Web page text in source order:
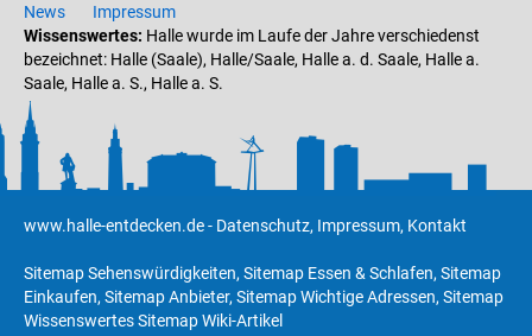
News
Impressum
Wissenswertes: Halle wurde im Laufe der Jahre verschiedenst
bezeichnet: Halle (Saale), Halle/Saale, Halle a. d. Saale, Halle a.
Saale, Halle a. S., Halle a. S.
www.halle-entdecken.de- Datenschutz, Impressum, Kontakt
Sitemap Sehenswürdigkeiten, Sitemap Essen & Schlafen, Sitemap
Einkaufen, Sitemap Anbieter, Sitemap Wichtige Adressen, Sitemap
WissenswertesSitemap Wiki-Artikel